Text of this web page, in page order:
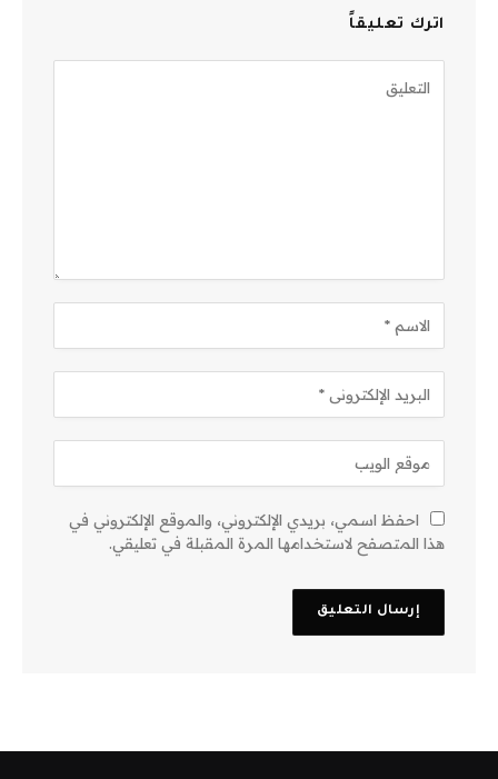
اترك تعليقاً
احفظ اسمي، بريدي الإلكتروني، والموقع الإلكتروني في
هذا المتصفح لاستخدامها المرة المقبلة في تعليقي.